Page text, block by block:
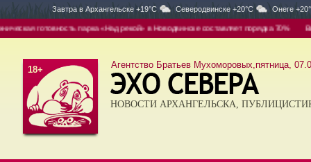
Завтра в Архангельске +19°C Северодвинске +20°C Онеге
парка «Над рекой» в Новодвинске составляет порядка 70% Вывоз —
18+ Агентство Братьев Мухоморовых,пятница,
НОВОСТИ АРХАНГЕЛЬСКА,